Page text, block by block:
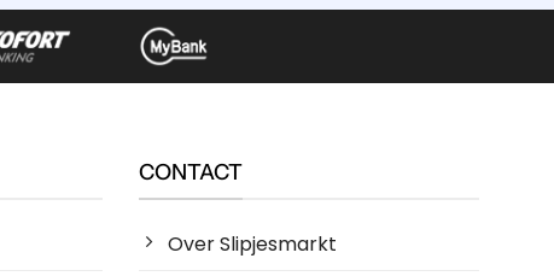
CONTACT
Over Slipjesmarkt